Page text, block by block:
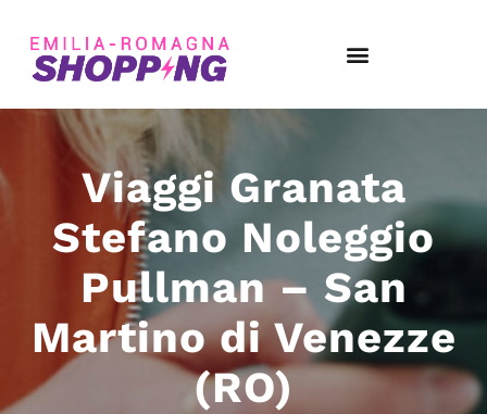
Viaggi Granata
Stefano Noleggio
Pullman – San
Martino di Venezze
(RO)